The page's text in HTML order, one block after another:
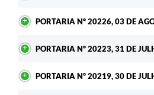
PORTARIA Nº 20226, 03 DE
PORTARIA Nº 20223, 31 DE
PORTARIA Nº 20219, 30 DE